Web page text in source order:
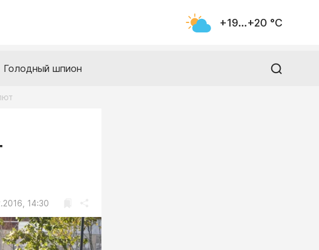
+19...+20 °С
Голодный шпион
14:30